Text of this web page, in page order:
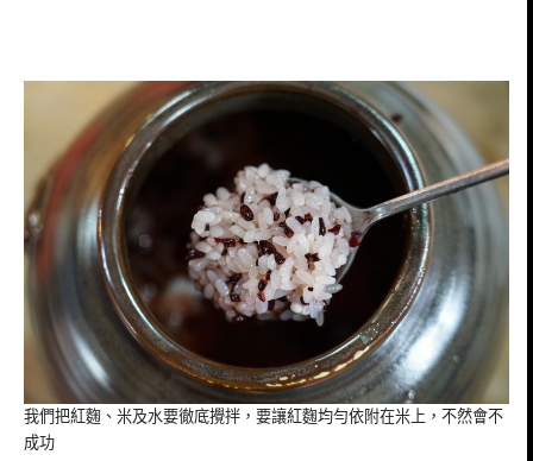
我們把紅麴、米及水要徹底攪拌，要讓紅麴均勻依附在米上，不然會不
成功